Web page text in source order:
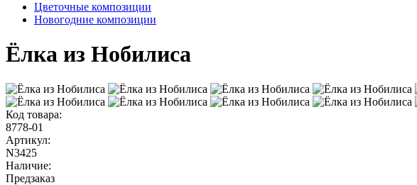
Цветочные композиции
Новогодние композиции
Ёлка из Нобилиса
Код товара:
8778-01
Артикул:
N3425
Наличие:
Предзаказ